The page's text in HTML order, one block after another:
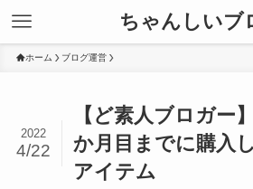
ちゃんしいブ
ホーム ブログ運営
【ど素人ブロガー
か月目までに購入
アイテム
2022
4/22